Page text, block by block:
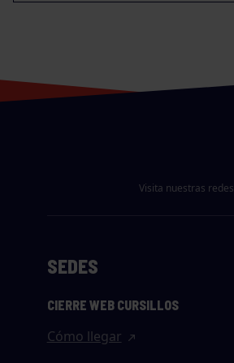
Visita nuestras redes
SEDES
CIERRE WEB CURSILLOS
Cómo llegar